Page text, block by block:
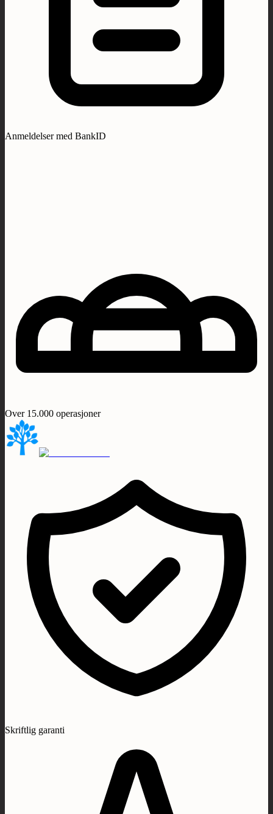
Anmeldelser med BankID
Over 15.000 operasjoner
Skriftlig garanti